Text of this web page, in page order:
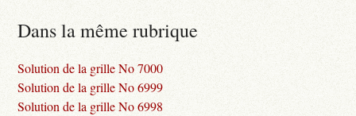
Dans la même rubrique
Solution de la grille No 7000
Solution de la grille No 6999
Solution de la grille No 6998